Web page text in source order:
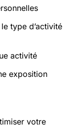
type d’activité
activité
exposition
votre